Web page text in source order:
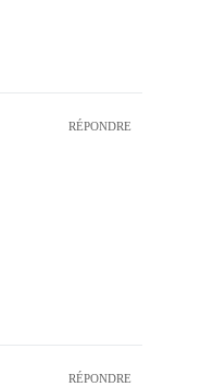
RÉPONDRE
RÉPONDRE